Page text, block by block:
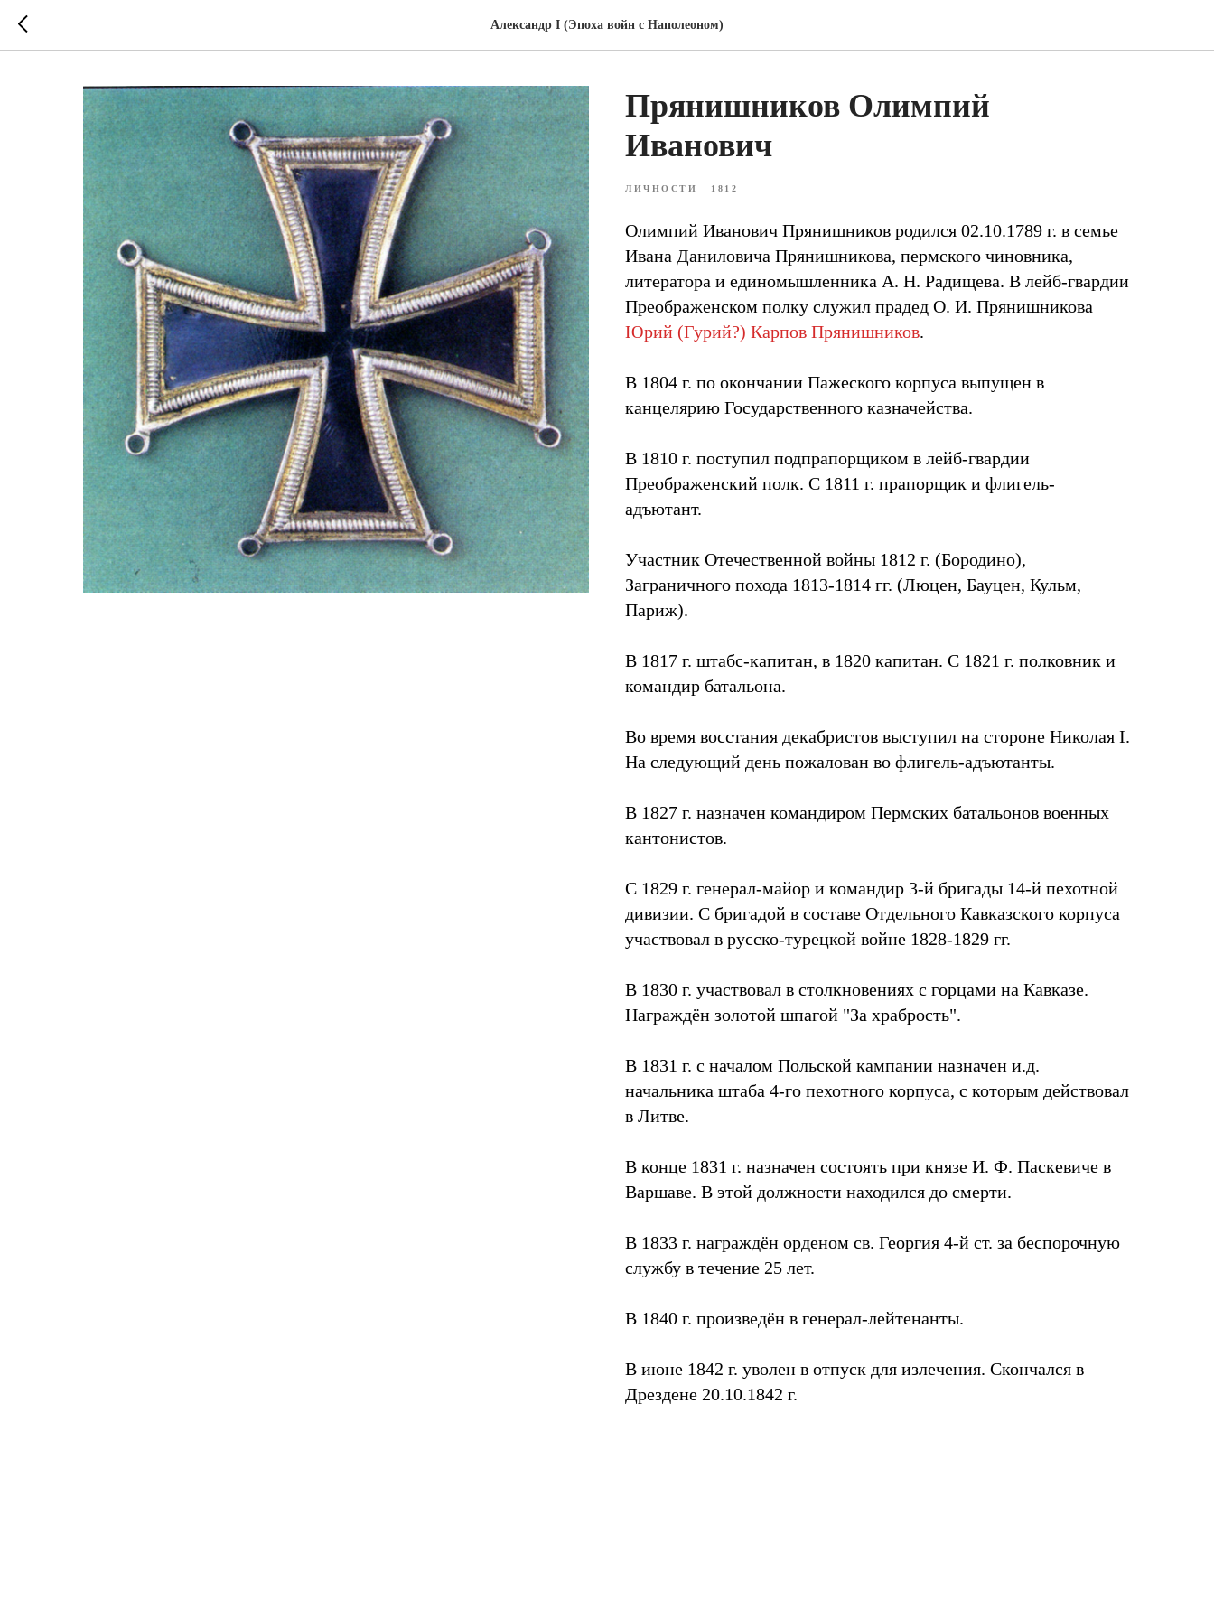
Александр I (Эпоха войн с Наполеоном)
Прянишников Олимпий
Иванович
ЛИЧНОСТИ 1812
Олимпий Иванович Прянишников родился 02.10.1789 г. в семье
Ивана Даниловича Прянишникова, пермского чиновника,
литератора и единомышленника А. Н. Радищева. В лейб-гвардии
Преображенском полку служил прадед О. И. Прянишникова
Юрий (Гурий?) Карпов Прянишников.
В 1804 г. по окончании Пажеского корпуса выпущен в
канцелярию Государственного казначейства.
В 1810 г. поступил подпрапорщиком в лейб-гвардии
Преображенский полк. С 1811 г. прапорщик и флигель-
адъютант.
Участник Отечественной войны 1812 г. (Бородино),
Заграничного похода 1813-1814 гг. (Люцен, Бауцен, Кульм,
Париж).
В 1817 г. штабс-капитан, в 1820 капитан. С 1821 г. полковник и
командир батальона.
Во время восстания декабристов выступил на стороне Николая I.
На следующий день пожалован во флигель-адъютанты.
В 1827 г. назначен командиром Пермских батальонов военных
кантонистов.
С 1829 г. генерал-майор и командир 3-й бригады 14-й пехотной
дивизии. С бригадой в составе Отдельного Кавказского корпуса
участвовал в русско-турецкой войне 1828-1829 гг.
В 1830 г. участвовал в столкновениях с горцами на Кавказе.
Награждён золотой шпагой "За храбрость".
В 1831 г. с началом Польской кампании назначен и.д.
начальника штаба 4-го пехотного корпуса, с которым действовал
в Литве.
В конце 1831 г. назначен состоять при князе И. Ф. Паскевиче в
Варшаве. В этой должности находился до смерти.
В 1833 г. награждён орденом св. Георгия 4-й ст. за беспорочную
службу в течение 25 лет.
В 1840 г. произведён в генерал-лейтенанты.
В июне 1842 г. уволен в отпуск для излечения. Скончался в
Дрездене 20.10.1842 г.